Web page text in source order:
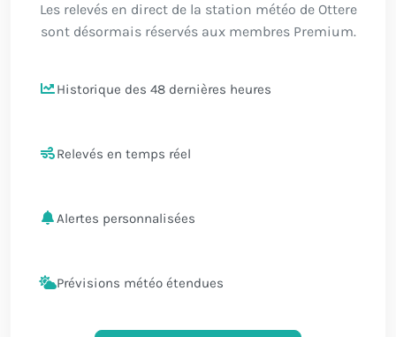
Les relevés en direct de la station météo de Ottere
sont désormais réservés aux membres Premium.
Historique des 48 dernières heures
Relevés en temps réel
Alertes personnalisées
Prévisions météo étendues